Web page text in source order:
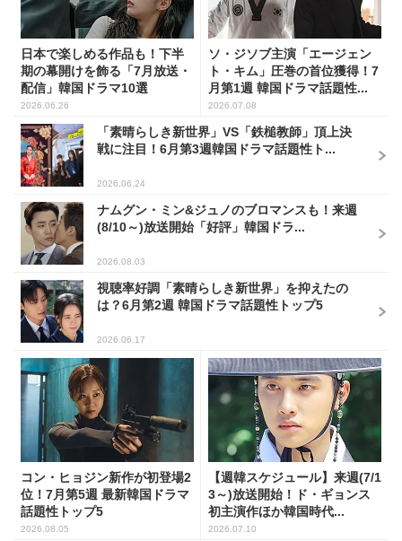
日本で楽しめる作品も！下半
期の幕開けを飾る「7月放送・
配信」韓国ドラマ10選
2026.06.26
ソ・ジソブ主演「エージェン
ト・キム」圧巻の首位獲得！7
月第1週 韓国ドラマ話題性...
2026.07.08
「素晴らしき新世界」VS「鉄槌教師」頂上決
戦に注目！6月第3週韓国ドラマ話題性ト...
2026.06.24
ナムグン・ミン&ジュノのブロマンスも！来週
(8/10～)放送開始「好評」韓国ドラ...
2026.08.03
視聴率好調「素晴らしき新世界」を抑えたの
は？6月第2週 韓国ドラマ話題性トップ5
2026.06.17
コン・ヒョジン新作が初登場2
位！7月第5週 最新韓国ドラマ
話題性トップ5
2026.08.05
【週韓スケジュール】来週(7/1
3～)放送開始！ド・ギョンス
初主演作ほか韓国時代...
2026.07.10